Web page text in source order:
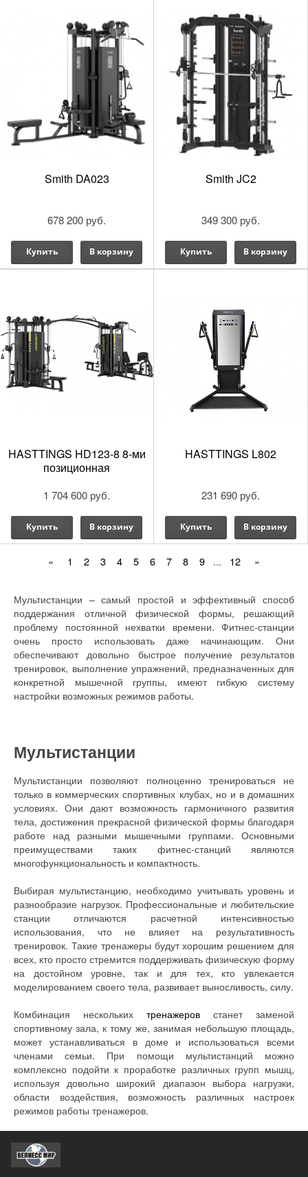
Smith DA023
678 200 руб.
Купить В корзину
Smith JC2
349 300 руб.
Купить В корзину
HASTTINGS HD123-8 8-ми
позиционная
1 704 600 руб.
Купить В корзину
HASTTINGS L802
231 690 руб.
Купить В корзину
« 1 2 3 4 5 6 7 8 9 ... 12 »
Мультистанции – самый простой и эффективный способ
поддержания отличной физической формы, решающий
проблему постоянной нехватки времени. Фитнес-станции
очень просто использовать даже начинающим. Они
обеспечивают довольно быстрое получение результатов
тренировок, выполнение упражнений, предназначенных для
конкретной мышечной группы, имеют гибкую систему
настройки возможных режимов работы.
Мультистанции
Мультистанции позволяют полноценно тренироваться не
только в коммерческих спортивных клубах, но и в домашних
условиях. Они дают возможность гармоничного развития
тела, достижения прекрасной физической формы благодаря
работе над разными мышечными группами. Основными
преимуществами таких фитнес-станций являются
многофункциональность и компактность.
Выбирая мультистанцию, необходимо учитывать уровень и
разнообразие нагрузок. Профессиональные и любительские
станции отличаются расчетной интенсивностью
использования, что не влияет на результативность
тренировок. Такие тренажеры будут хорошим решением для
всех, кто просто стремится поддерживать физическую форму
на достойном уровне, так и для тех, кто увлекается
моделированием своего тела, развивает выносливость, силу.
Комбинация нескольких тренажеров станет заменой
спортивному зала, к тому же, занимая небольшую площадь,
может устанавливаться в доме и использоваться всеми
членами семьи. При помощи мультистанций можно
комплексно подойти к проработке различных групп мышц,
используя довольно широкий диапазон выбора нагрузки,
области воздействия, возможность различных настроек
режимов работы тренажеров.